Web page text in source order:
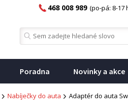
468 008 989 (po-pá: 8-17
Poradna Novinky a akce
Nabíječky do auta Adaptér do auta